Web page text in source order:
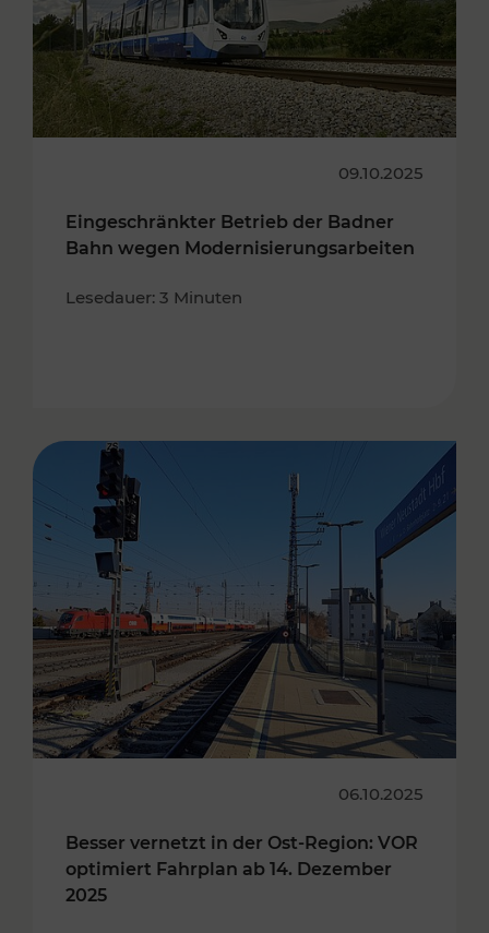
09.10.2025
Eingeschränkter Betrieb der Badner
Bahn wegen Modernisierungsarbeiten
Lesedauer: 3 Minuten
06.10.2025
Besser vernetzt in der Ost-Region: VOR
optimiert Fahrplan ab 14. Dezember
2025